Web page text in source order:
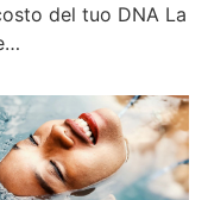
del tuo DNA La